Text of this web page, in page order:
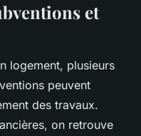
et
logement, plusieurs
peuvent
des travaux.
on retrouve